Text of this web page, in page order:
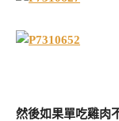
然後如果單吃雞肉